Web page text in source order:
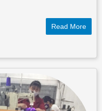
Read More